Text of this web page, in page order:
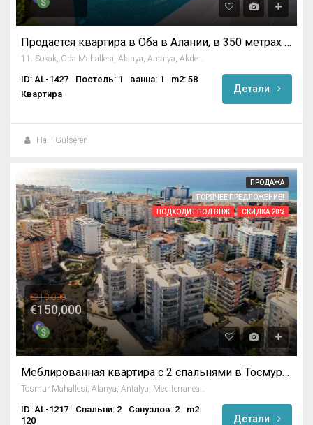
Продается квартира в Оба в Алании, в 350 метрах от пляжа
ID: AL-1427 Постель: 1 ванна: 1
m2: 58
Квартира
Детали
Halil Gülseren
ПРОДАЖА
ГОРЯЧЕЕ ПРЕДЛОЖЕНИЕ!
ПОДХОДИТ ПОД ВНЖ
СКИДКА 20%
€210,000
€150,000
Меблированная квартира с 2 спальнями в Тосмуре, Алания
Tosmur Mahallesi, Alanya, Antalya, Mediterranean Region, 07425, Turkey
ID: AL-1217 Спальни: 2 Санузлов: 2
m2:
120
Детали